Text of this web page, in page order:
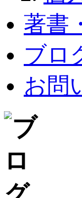
著書
ブロ
お問